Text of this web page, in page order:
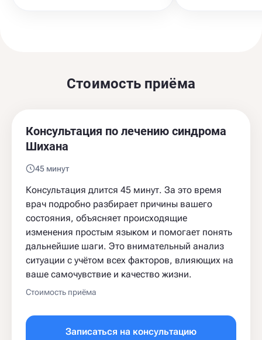
Стоимость приёма
Консультация по лечению синдрома
Шихана
45 минут
Консультация длится 45 минут. За это время
врач подробно разбирает причины вашего
состояния, объясняет происходящие
изменения простым языком и помогает понять
дальнейшие шаги. Это внимательный анализ
ситуации с учётом всех факторов, влияющих на
ваше самочувствие и качество жизни.
Стоимость приёма
Записаться на консультацию